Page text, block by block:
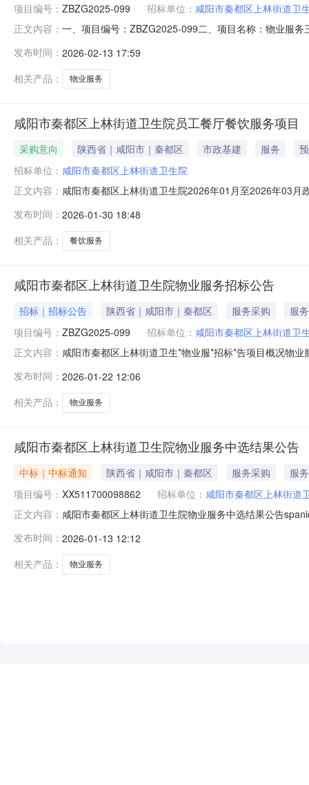
项目编号： ZBZG2025-099 招标单位： 咸阳市秦都区上林街道卫
正文内容： 一、项目编号：ZBZG2025-099二、项目名称：物业服
服务范围服务要求服务时间服务标准金额(元)1其他服务
发布时间： 2026-02-13 17:59
相关产品：
物业服务
咸阳市秦都区上林街道卫生院员工餐厅餐饮服务项目
采购意向 陕西省｜咸阳市｜秦都区 市政基建 服务
招标单位： 咸阳市秦都区上林街道卫生院
正文内容： 咸阳市秦都区上林街道卫生院2026年01月至2026年03
院员工餐厅餐饮服务项目预算金额：332.040000万元(人
标:
发布时间： 2026-01-30 18:48
相关产品：
餐饮服务
咸阳市秦都区上林街道卫生院物业服务招标公告
招标｜招标公告 陕西省｜咸阳市｜秦都区 服务采购
服务
项目编号： ZBZG2025-099 招标单位： 咸阳市秦都区上林街道卫
正文内容： 咸阳市秦都区上林街道卫生*物业服*招标*告项目概况物
道卫生*物业服*):合同包预算金额：1,000,000.00元合同
发布时间： 2026-01-22 12:06
相关产品：
物业服务
咸阳市秦都区上林街道卫生院物业服务中选结果公告
中标｜中标通知 陕西省｜咸阳市｜秦都区 服务采购
服务
项目编号： XX511700098862 招标单位： 咸阳市秦都区上林街道
正文内容： 咸阳市秦都区上林街道卫生院物业服务中选结果公告
目名称咸阳市秦都区上林街道卫生院物业服务项目编号
费标
发布时间： 2026-01-13 12:12
相关产品：
物业服务